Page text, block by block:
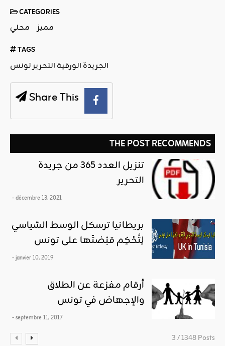
CATEGORIES
محلي مميز
TAGS
الجريدة الورقية التحرير تونس
Share This
THE POST RECOMMENDS
تنزيل العدد 365 من جريدة
التحرير
- décembre 13, 2021
بريطانيا ترسكل الوسط السّياسي
لِتُحْكِم قبْضتَها على تونس
- janvier 10, 2019
أرقام مفزعة عن الطلاق
والإجهاض في تونس
- septembre 11, 2017
3 / 1348 Posts